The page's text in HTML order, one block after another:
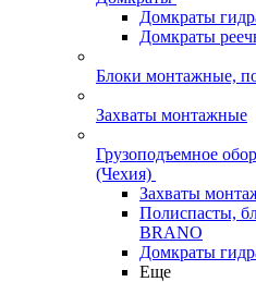
Домкраты
Домкраты
Блоки монтажные,
Захваты монтажные
Грузоподъемное
(Чехия)
Захваты
Полиспасты,
BRANO
Домкраты
Еще